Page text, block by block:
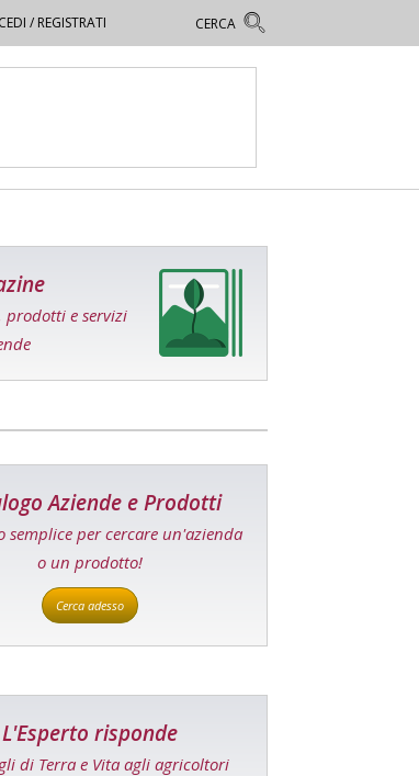
/ REGISTRATI
prodotti e servizi
Aziende e Prodotti
semplice per cercare un'azienda
o un prodotto!
Cerca adesso
L'Esperto risponde
di Terra e Vita agli agricoltori